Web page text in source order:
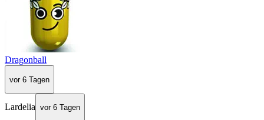
Dragonball
vor 6 Tagen
Lardelia vor 6 Tagen